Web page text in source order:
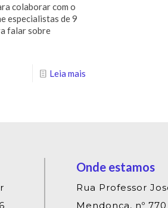
colaborar com o
especialistas de 9
falar sobre
Leia mais
Onde estamos
Rua Professor
Mendonça, nº 770